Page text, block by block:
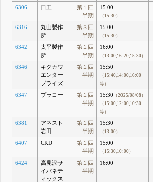
6306 日工
第１四
半期
15:00
（15:30）
6316
丸山製作
所
第３四
半期
15:00
（15:30）
6342
太平製作
所
第１四
半期
16:00
（13:00,16:20,15:30）
6346
キクカワ
エンター
プライズ
第１四
半期
15:50
（15:40,14:00,16:00
等）
6347 プラコー
第１四
半期
15:30 （2025/08/08）
（15:00,12:00,10:30
等）
6381
アネスト
岩田
第１四
半期
15:30
（13:00）
6407 CKD
第１四
半期
15:00
（15:30,10:00）
6424
高見沢サ
イバネテ
ィックス
第１四
半期
16:00